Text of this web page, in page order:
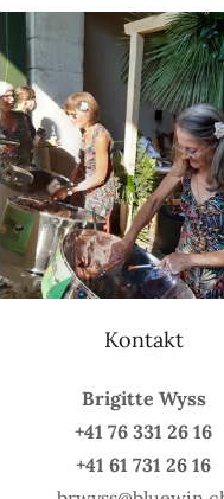
Kontakt
Brigitte Wyss
+41 76 331 26 16
+41 61 731 26 16